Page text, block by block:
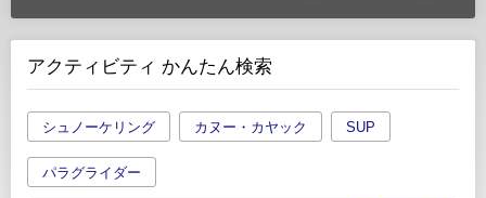
アクティビティ かんたん検索
シュノーケリング カヌー・カヤック SUP
パラグライダー